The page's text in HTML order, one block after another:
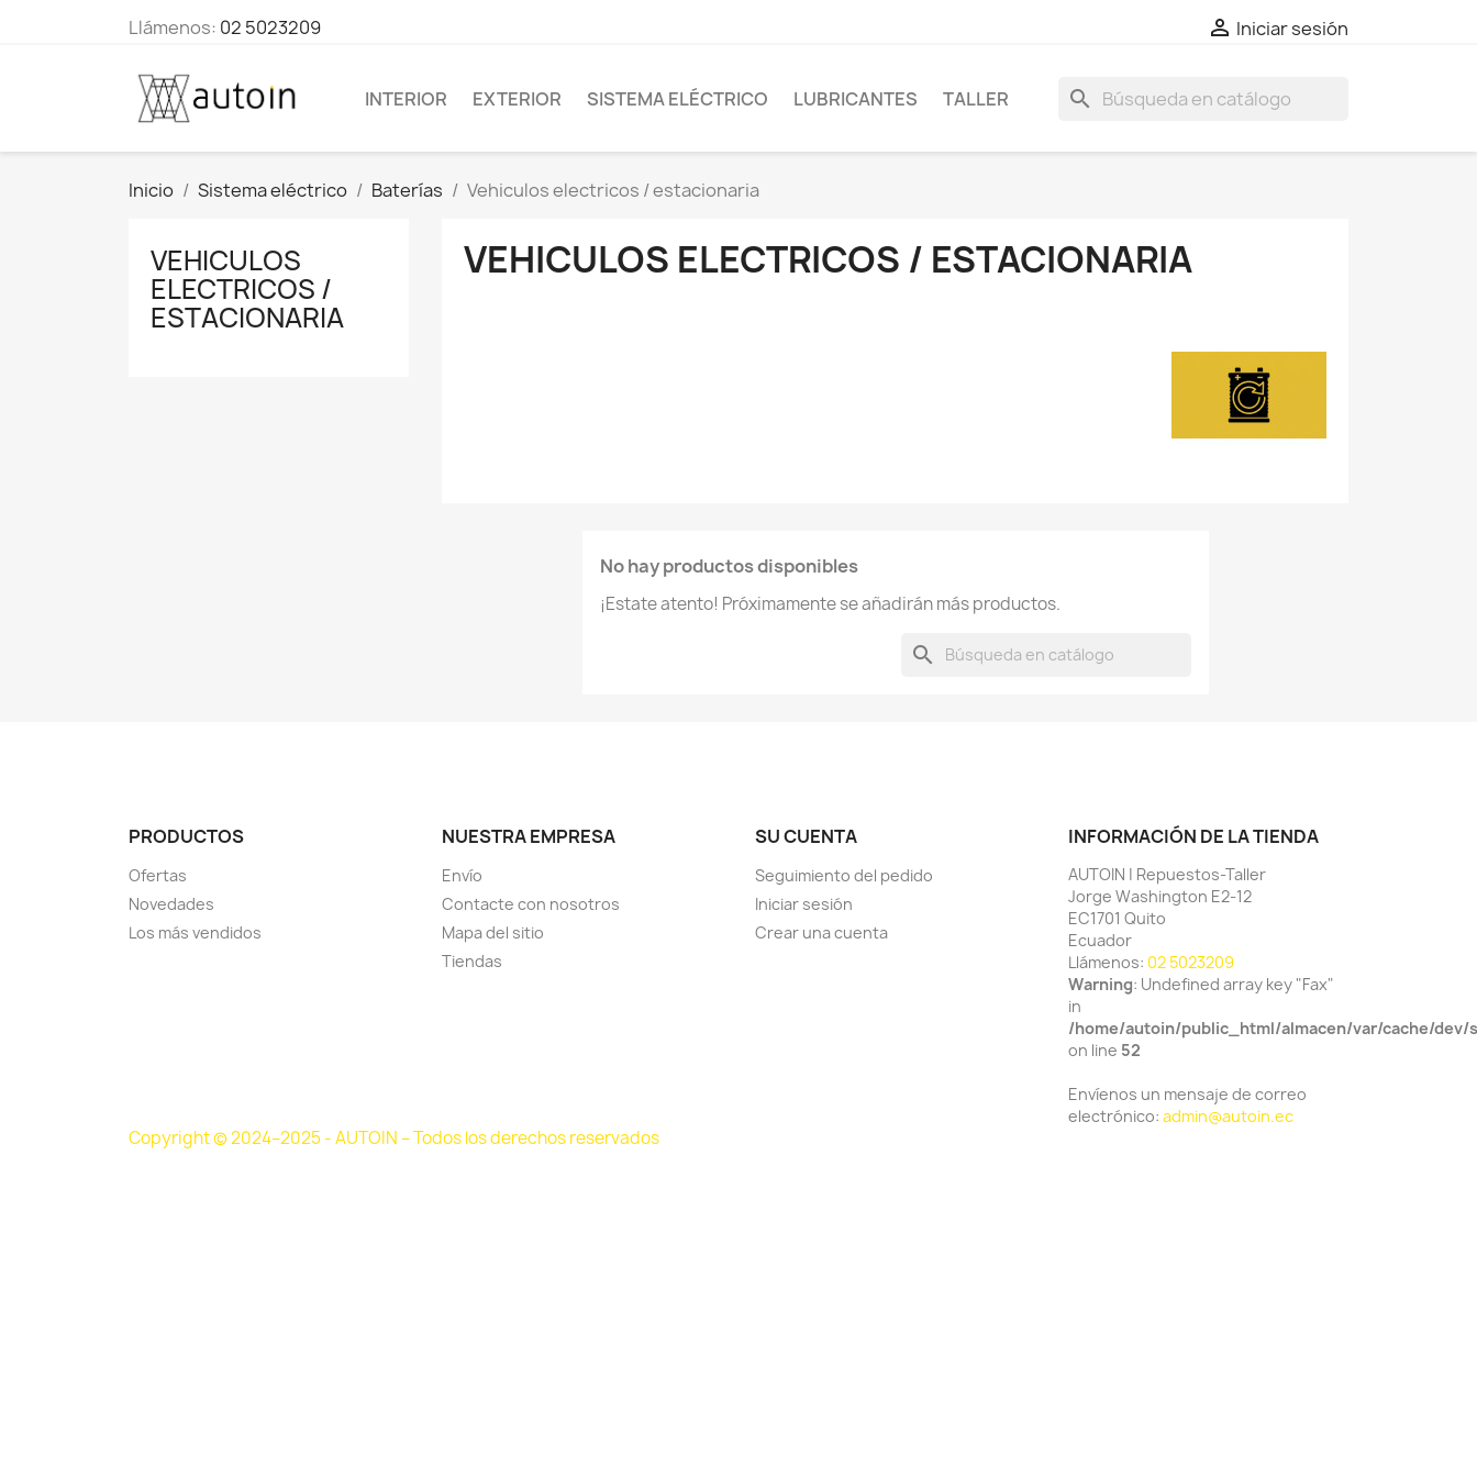
Llámenos: 02 5023209  Iniciar sesión
INTERIOR EXTERIOR SISTEMA ELÉCTRICO LUBRICANTES TALLER search
Inicio Sistema eléctrico Baterías Vehiculos electricos / estacionaria
VEHICULOS
ELECTRICOS /
ESTACIONARIA
VEHICULOS ELECTRICOS / ESTACIONARIA
No hay productos disponibles
¡Estate atento! Próximamente se añadirán más productos.
search
PRODUCTOS
Ofertas
Novedades
Los más vendidos
NUESTRA EMPRESA
Envío
Contacte con nosotros
Mapa del sitio
Tiendas
SU CUENTA
Seguimiento del pedido
Iniciar sesión
Crear una cuenta
INFORMACIÓN DE LA TIENDA
AUTOIN | Repuestos-Taller
Jorge Washington E2-12
EC1701 Quito
Ecuador
Llámenos: 02 5023209
Warning: Undefined array key "Fax"
in
/home/autoin/public_html/almacen/var/cache/
on line 52
Envíenos un mensaje de correo
electrónico: admin@autoin.ec
Copyright © 2024–2025 - AUTOIN – Todos los derechos reservados